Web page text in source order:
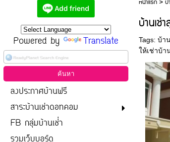
Powered by Translate
ลงประกาศบ้านฟรี
สาระบ้านเช่าดอทคอม
FB กลุ่มบ้านเช่่า
หน้าแรก>บ้
บ้านเช่
Tags:บ้า
ให้เช่าบ้า